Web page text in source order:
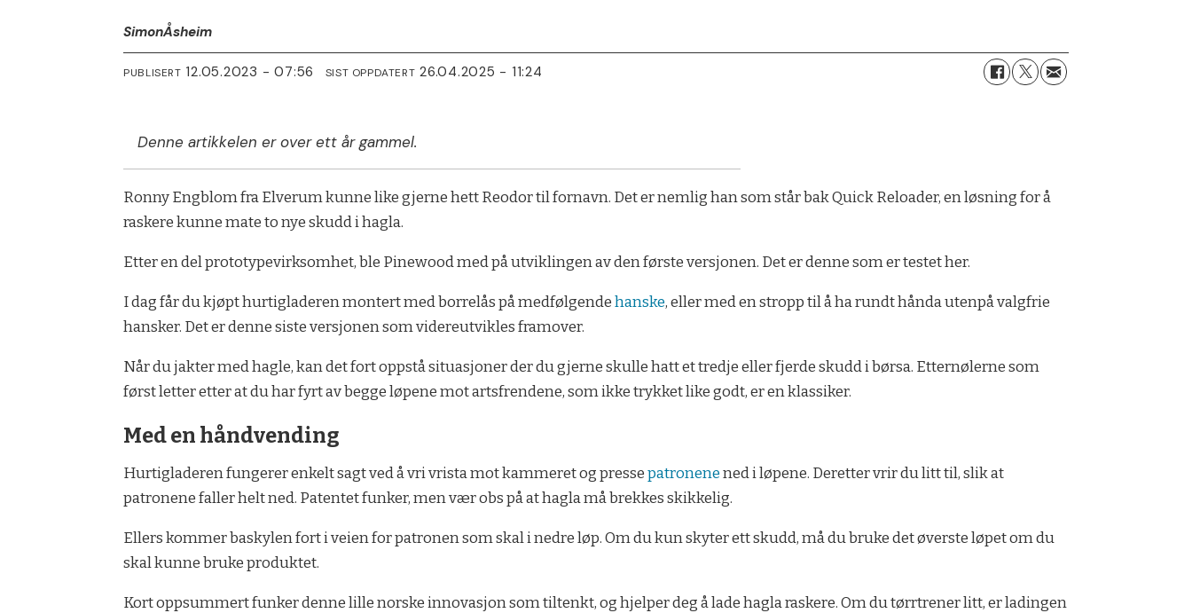
SimonÅsheim
PUBLISERT 12.05.2023 - 07:56 SIST OPPDATERT 26.04.2025 - 11:24
Denne artikkelen er over ett år gammel.
Ronny Engblom fra Elverum kunne like gjerne hett Reodor til fornavn. Det er nemlig han som står bak Quick Reloader, en løsning for å
raskere kunne mate to nye skudd i hagla.
Etter en del prototypevirksomhet, ble Pinewood med på utviklingen av den første versjonen. Det er denne som er testet her.
I dag får du kjøpt hurtigladeren montert med borrelås på medfølgendehanske, eller med en stropp til å ha rundt hånda utenpå valgfrie
hansker. Det er denne siste versjonen som videreutvikles framover.
Når du jakter med hagle, kan det fort oppstå situasjoner der du gjerne skulle hatt et tredje eller fjerde skudd i børsa. Etternølerne som
først letter etter at du har fyrt av begge løpene mot artsfrendene, som ikke trykket like godt, er en klassiker.
Med en håndvending
Hurtigladeren fungerer enkelt sagt ved å vri vrista mot kammeret og pressepatronenened i løpene. Deretter vrir du litt til, slik at
patronene faller helt ned. Patentet funker, men vær obs på at hagla må brekkes skikkelig.
Ellers kommer baskylen fort i veien for patronen som skal i nedre løp. Om du kun skyter ett skudd, må du bruke det øverste løpet om du
skal kunne bruke produktet.
Kort oppsummert funker denne lille norske innovasjon som tiltenkt, og hjelper deg å lade hagla raskere. Om du tørrtrener litt, er ladingen